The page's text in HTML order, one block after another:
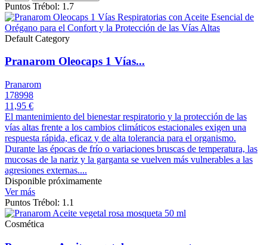
Puntos Trébol: 1.7
Default Category
Pranarom Oleocaps 1 Vías...
Pranarom
178998
11,95 €
El mantenimiento del bienestar respiratorio y la protección de las
vías altas frente a los cambios climáticos estacionales exigen una
respuesta rápida, eficaz y de alta tolerancia para el organismo.
Durante las épocas de frío o variaciones bruscas de temperatura, las
mucosas de la nariz y la garganta se vuelven más vulnerables a las
agresiones externas....
Disponible próximamente
Ver más
Puntos Trébol: 1.1
Cosmética